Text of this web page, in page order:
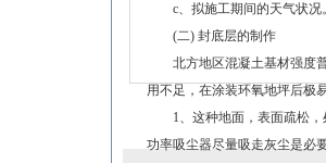
c、拟施工期间的天气状况
(二) 封底层的制作
北方地区混凝土基材强度普
用不足，在涂装环氧地坪后极
1、这种地面，表面疏松，
功率吸尘器尽量吸走灰尘是必